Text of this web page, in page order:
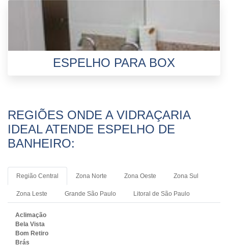
ESPELHO PARA BOX
REGIÕES ONDE A VIDRAÇARIA
IDEAL ATENDE ESPELHO DE
BANHEIRO:
Região Central Zona Norte Zona Oeste Zona Sul
Zona Leste Grande São Paulo Litoral de São Paulo
Aclimação
Bela Vista
Bom Retiro
Brás